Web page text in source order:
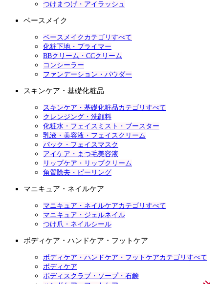
つけまつげ・アイラッシュ
ベースメイク
ベースメイクカテゴリすべて
化粧下地・プライマー
BBクリーム・CCクリーム
コンシーラー
ファンデーション・パウダー
スキンケア・基礎化粧品
スキンケア・基礎化粧品カテゴリすべて
クレンジング・洗顔料
化粧水・フェイスミスト・ブースター
乳液・美容液・フェイスクリーム
パック・フェイスマスク
アイケア・まつ毛美容液
リップケア・リップクリーム
角質除去・ピーリング
マニキュア・ネイルケア
マニキュア・ネイルケアカテゴリすべて
マニキュア・ジェルネイル
つけ爪・ネイルシール
ボディケア・ハンドケア・フットケア
ボディケア・ハンドケア・フットケアカテゴリすべて
ボディケア
ボディスクラブ・ソープ・石鹸